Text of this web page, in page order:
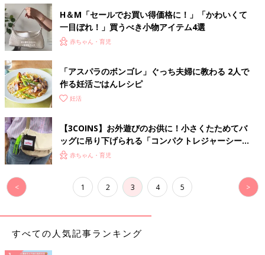
H＆М「セールでお買い得価格に！」「かわいくて
一目ぼれ！」買うべき小物アイテム4選
赤ちゃん・育児
「アスパラのボンゴレ」ぐっち夫婦に教わる 2人で
作る妊活ごはんレシピ
妊活
【3COINS】お外遊びのお供に！小さくたためてバ
ッグに吊り下げられる「コンパクトレジャーシー
ト」赤ちゃん・育児
< 1 2 3 4 5 >
すべての人気記事ランキング